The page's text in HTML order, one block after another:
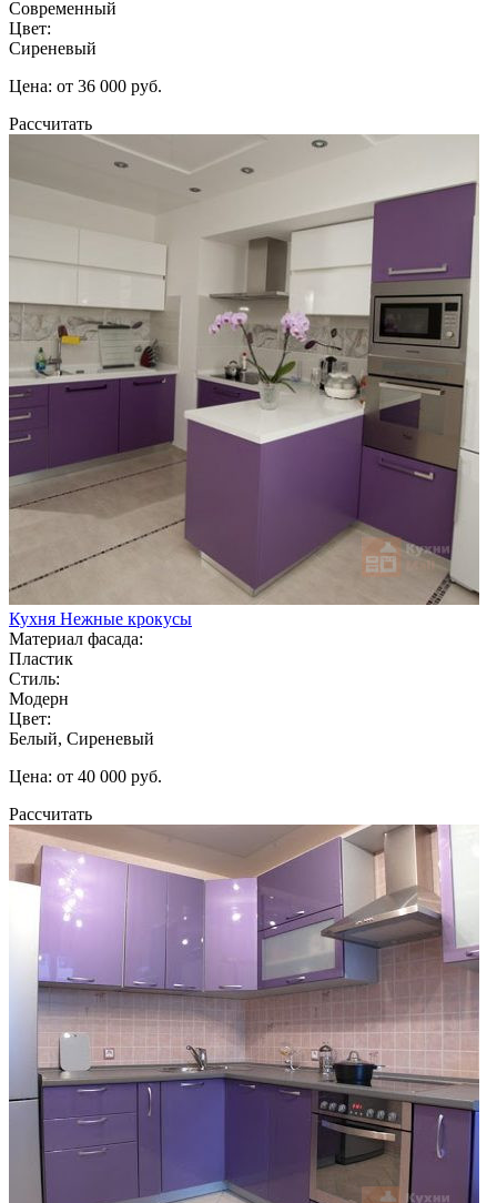
Современный
Цвет:
Сиреневый
Цена: от 36 000 руб.
Рассчитать
Кухня Нежные крокусы
Материал фасада:
Пластик
Стиль:
Модерн
Цвет:
Белый, Сиреневый
Цена: от 40 000 руб.
Рассчитать